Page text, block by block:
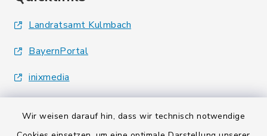
Wir weisen darauf hin, dass wir technisch notwendige
Landratsamt Kulmbach
BayernPortal
inixmedia